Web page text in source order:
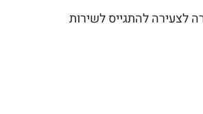
לצעירה להתגייס לשירות